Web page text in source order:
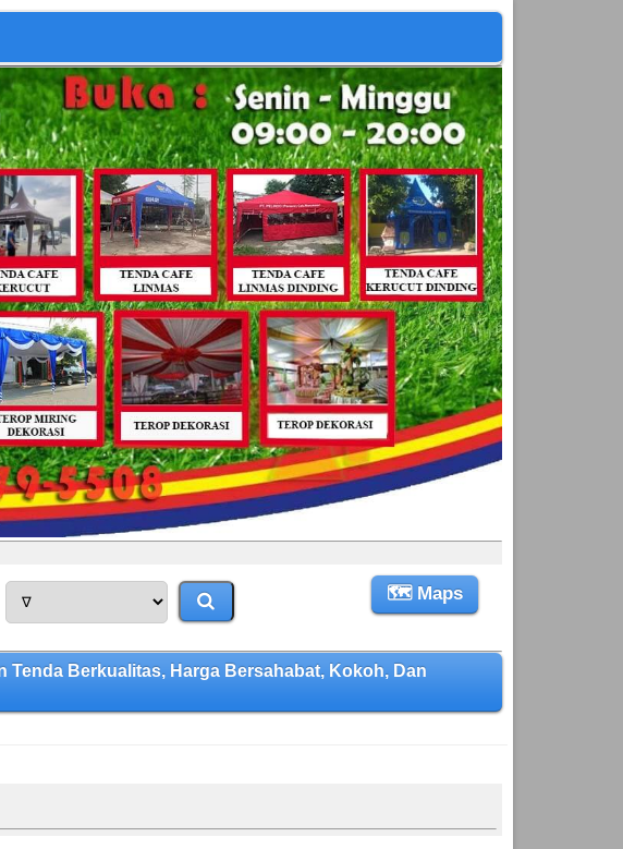
🗺 Maps
Tenda Berkualitas, Harga Bersahabat, Kokoh, Dan